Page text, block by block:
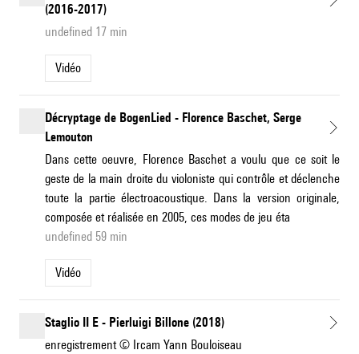
(2016-2017)
undefined 17 min
Vidéo
Décryptage de BogenLied - Florence Baschet, Serge
Lemouton
Dans cette oeuvre, Florence Baschet a voulu que ce soit le
geste de la main droite du violoniste qui contrôle et déclenche
toute la partie électroacoustique. Dans la version originale,
composée et réalisée en 2005, ces modes de jeu éta
undefined 59 min
Vidéo
Staglio II E - Pierluigi Billone (2018)
enregistrement © Ircam Yann Bouloiseau